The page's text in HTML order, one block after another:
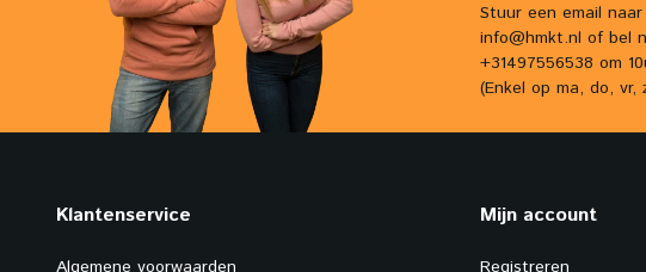
Stuur een email naar
info@hmkt.nl of bel
+31497556538 om
(Enkel op ma, do, vr,
Klantenservice Mijn account